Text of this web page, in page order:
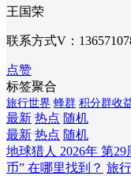
王国荣
联系方式V：
点赞
标签聚合
旅行世界 蜂群 积分群收
最新 热点 随机
最新 热点 随机
地球猎人 2026年 第
币” 在哪里找到？ 旅